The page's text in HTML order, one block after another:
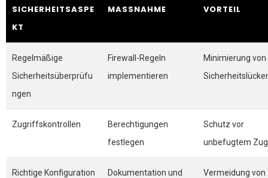
SICHERHEITSASPE
KT
MASSNAHME VORTEIL
Regelmäßige
Sicherheitsüberprüfu
ngen
Firewall-Regeln
implementieren
Minimierung von
Zugriffskontrollen
Berechtigungen
festlegen
Schutz vor
unbefugtem
Richtige Konfiguration
Dokumentation und
Vermeidung von